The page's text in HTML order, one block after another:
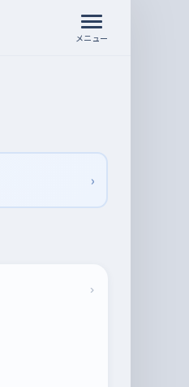
メニュー
›
›